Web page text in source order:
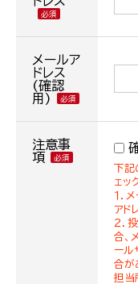
メールア
ドレス
(確認
用)
注意事
項
下記
ェッ
１．
アド
２．
合、
ール
合が
担当